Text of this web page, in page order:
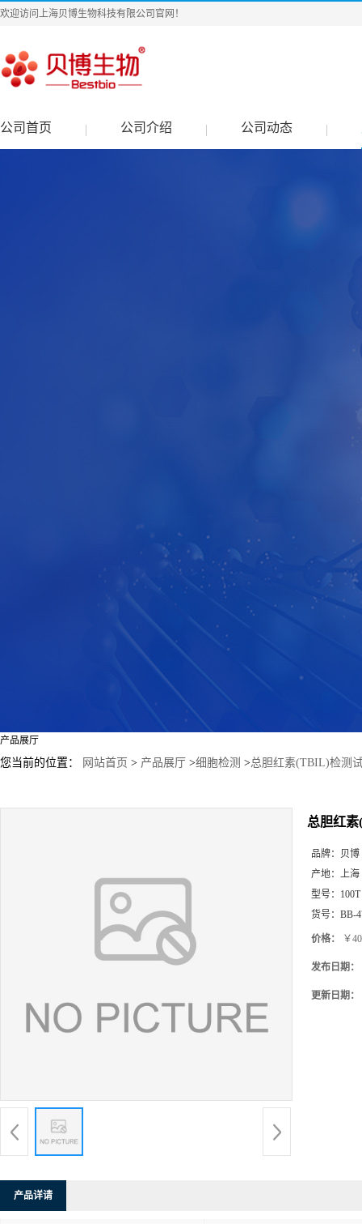
欢迎访问上海贝博生物科技有限公司官网！
公司首页 公司介绍 公司动态
产品展厅
您当前的位置： 网站首页 > 产品展厅 >细胞检测 >总胆红素(TBIL)检测
总胆红
品牌： 贝博
产地： 上海
型号： 100T
货号： BB-
价格： ￥
发布日期：
更新日期：
产品详请